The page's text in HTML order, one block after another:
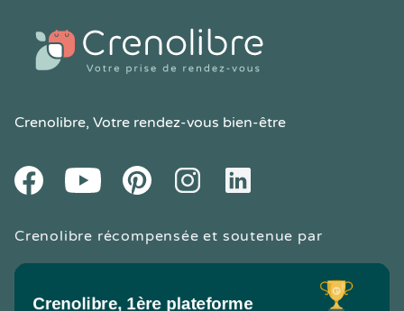
Crenolibre, Votre rendez-vous bien-être
FacebookYoutube PinteresetInstagramLinkedIn
Crenolibre récompensée et soutenue par